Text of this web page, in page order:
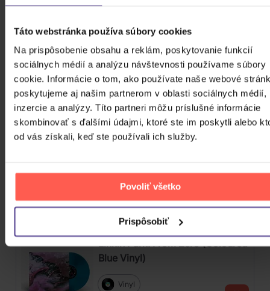
Táto webstránka používa súbory cookies
Na prispôsobenie obsahu a reklám, poskytovanie funkcií
sociálnych médií a analýzu návštevnosti používame súbory
cookie. Informácie o tom, ako používate naše webové
poskytujeme aj našim partnerom v oblasti sociálnych médií,
inzercie a analýzy. Títo partneri môžu príslušné informácie
skombinovať s ďalšími údajmi, ktoré ste im poskytli alebo
od vás získali, keď ste používali ich služby.
Povoliť všetko
Prispôsobiť
Skladom
Kabát: Original Albums Vol.3
4CD
Skladom 18,60 €
CD
Skladom 16,30 €
Linkin Park: From Zero (Coloured
Blue Vinyl)
Vinyl